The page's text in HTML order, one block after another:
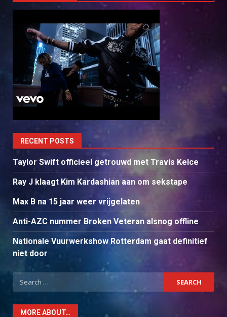
RECENT POSTS
Taylor Swift officieel getrouwd met Travis Kelce
Ray J klaagt Kim Kardashian aan om sekstape
Max B na 15 jaar weer vrijgelaten
Anti-AZC nummer Broken Veteran alsnog offline
Nationale Vuurwerkshow Rotterdam gaat definitief
niet door
Search
for:
MORE ABOUT…